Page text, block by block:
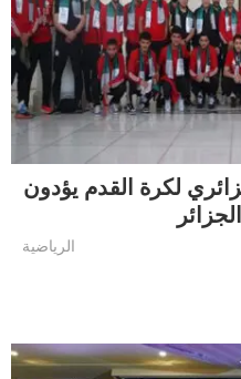
لكرة القدم يؤدون
الرياضية